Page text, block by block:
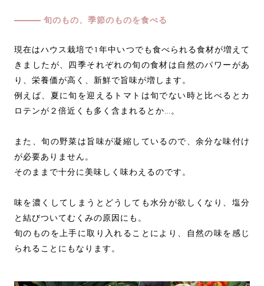
旬のもの、季節のものを食べる
現在はハウス栽培で1年中いつでも食べられる食材が増えて
きましたが、四季それぞれの旬の食材は自然のパワーがあ
り、栄養価が高く、新鮮で旨味が増します。
例えば、夏に旬を迎えるトマトは旬でない時と比べるとカ
ロテンが２倍近くも多く含まれるとか…。
また、旬の野菜は旨味が凝縮しているので、余分な味付け
が必要ありません。
そのままで十分に美味しく味わえるのです。
味を濃くしてしまうとどうしても水分が欲しくなり、塩分
と結びついてむくみの原因にも。
旬のものを上手に取り入れることにより、自然の味を感じ
られることにもなります。